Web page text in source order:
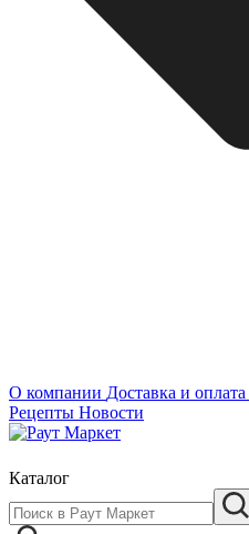
О компании Доставка и оплата
Рецепты Новости
Каталог